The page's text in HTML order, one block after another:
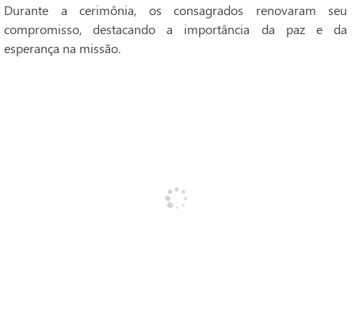
Durante a cerimônia, os consagrados renovaram seu
compromisso, destacando a importância da paz e da
esperança na missão.